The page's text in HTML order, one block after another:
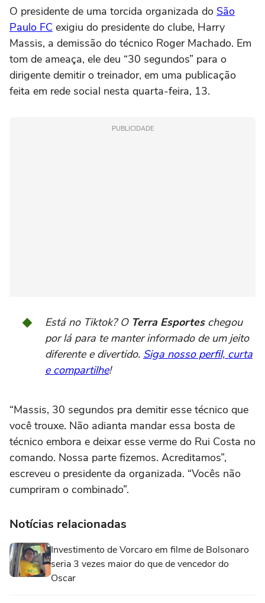
O presidente de uma torcida organizada do São
Paulo FC exigiu do presidente do clube, Harry
Massis, a demissão do técnico Roger Machado. Em
tom de ameaça, ele deu “30 segundos” para o
dirigente demitir o treinador, em uma publicação
feita em rede social nesta quarta-feira, 13.
PUBLICIDADE
Está no Tiktok? O Terra Esporteschegou
por lá para te manter informado de um jeito
diferente e divertido. Siga nosso perfil, curta
e compartilhe!
“Massis, 30 segundos pra demitir esse técnico que
você trouxe. Não adianta mandar essa bosta de
técnico embora e deixar esse verme do Rui Costa no
comando. Nossa parte fizemos. Acreditamos”,
escreveu o presidente da organizada. “Vocês não
cumpriram o combinado”.
Notícias relacionadas
Investimento de Vorcaro em filme de Bolsonaro
seria 3 vezes maior do que de vencedor do
Oscar